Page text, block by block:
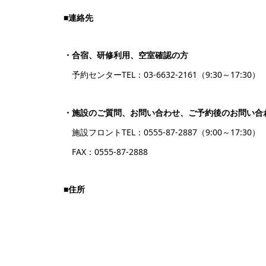
■連絡先
・合宿、研修利用、空室確認の方
予約センターTEL：03-6632-2161（9:30～17:30）
・施設のご質問、お問い合わせ、ご予約後のお問い
施設フロントTEL：0555-87-2887（9:00～17:30）
FAX：0555-87-2888
■住所